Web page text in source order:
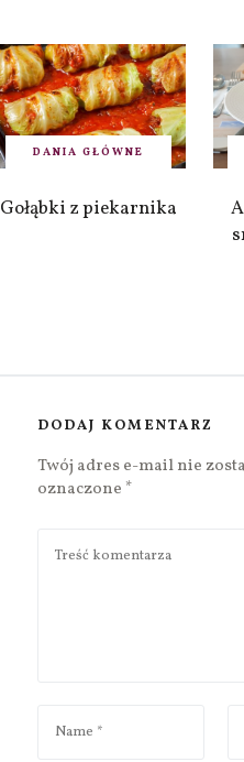
DANIA GŁÓWNE
Gołąbki z piekarnika
DODAJ KOMENTARZ
Twój adres e-mail nie
oznaczone *